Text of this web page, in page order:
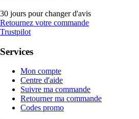
30 jours pour changer d'avis
Retournez votre commande
Trustpilot
Services
Mon compte
Centre d'aide
Suivre ma commande
Retourner ma commande
Codes promo